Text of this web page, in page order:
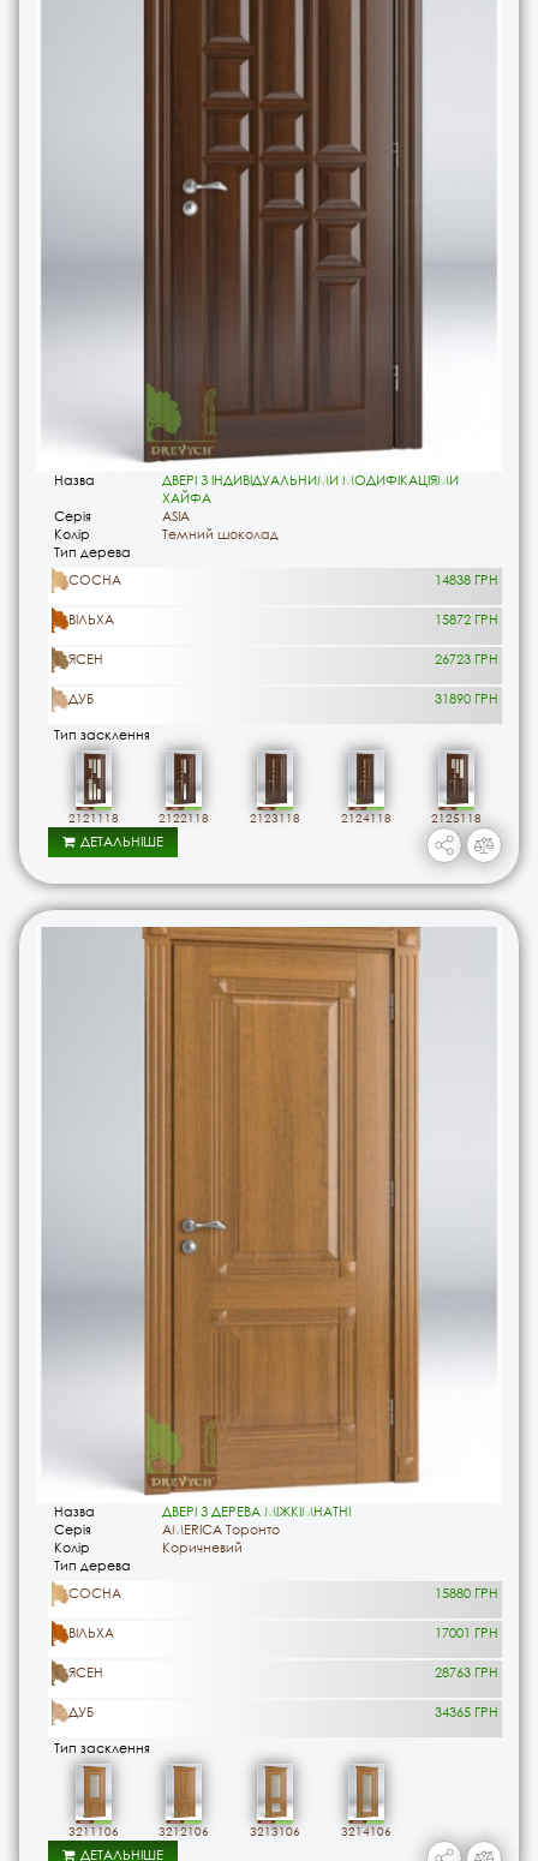
Назва
ДВЕРІ З ІНДИВІДУАЛЬНИМИ МОДИФІКАЦІЯМИ
ХАЙФА
Серія
ASIA
Колір
Темний шоколад
Тип дерева
СОСНА
14838 ГРН
ВІЛЬХА 15872 ГРН
ЯСЕН 26723 ГРН
ДУБ
31890 ГРН
Тип засклення
2121118 2122118 2123118 2124118 2125118
ДЕТАЛЬНІШЕ
Назва
ДВЕРІ З ДЕРЕВА МІЖКІМНАТНІ
Серія
AMERICA Торонто
Колір
Коричневий
Тип дерева
СОСНА
15880 ГРН
ВІЛЬХА 17001 ГРН
ЯСЕН 28763 ГРН
ДУБ
34365 ГРН
Тип засклення
3211106 3212106 3213106 3214106
ДЕТАЛЬНІШЕ